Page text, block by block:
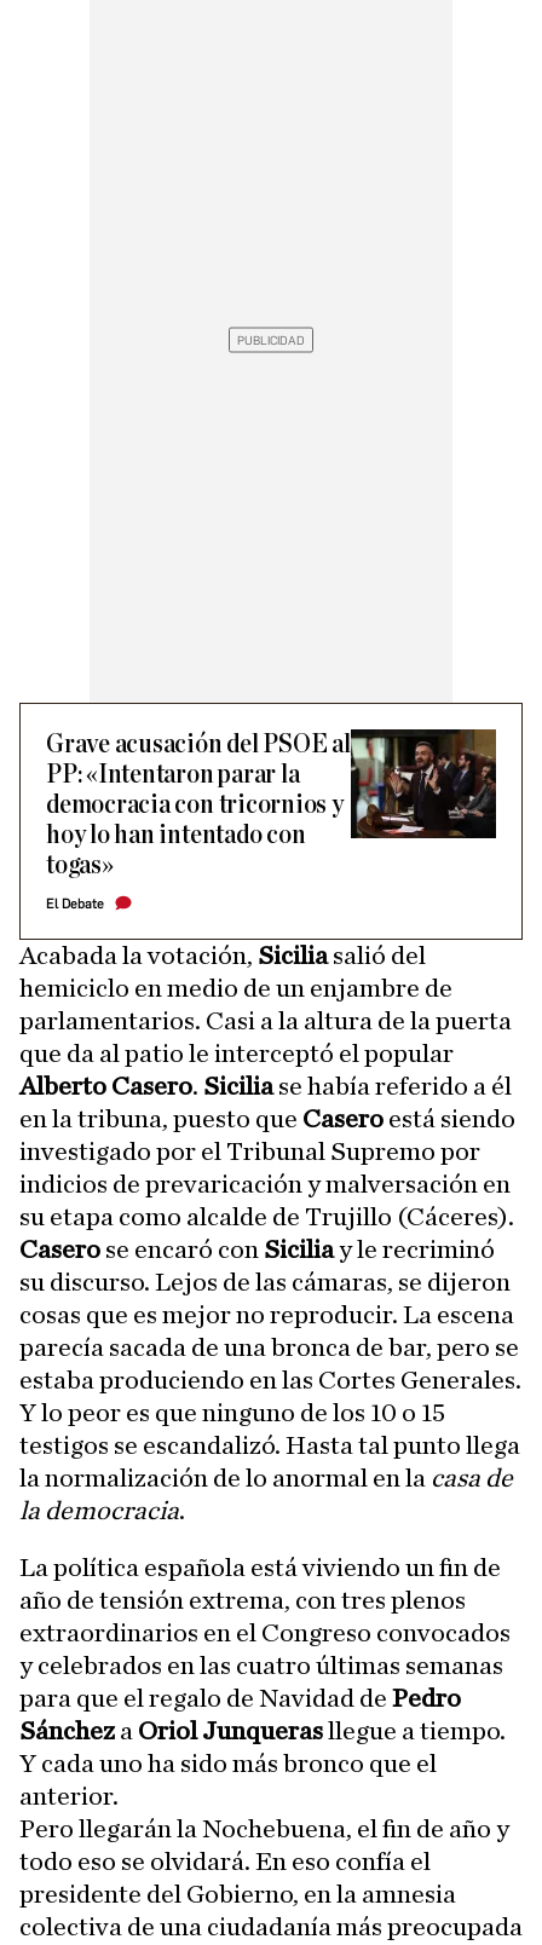
Grave acusación del PSOE al
PP: «Intentaron parar la
democracia con tricornios y
hoy lo han intentado con
togas»
El Debate
Acabada la votación, Siciliasalió del
hemiciclo en medio de un enjambre de
parlamentarios. Casi a la altura de la puerta
que da al patio le interceptó el popular
Alberto Casero. Siciliase había referido a él
en la tribuna, puesto que Casero está siendo
investigado por el Tribunal Supremo por
indicios de prevaricación y malversación en
su etapa como alcalde de Trujillo (Cáceres).
Casero se encaró con Siciliay le recriminó
su discurso. Lejos de las cámaras, se dijeron
cosas que es mejor no reproducir. La escena
parecía sacada de una bronca de bar, pero se
estaba produciendo en las Cortes Generales.
Y lo peor es que ninguno de los 10 o 15
testigos se escandalizó. Hasta tal punto llega
la normalización de lo anormal en la casa de
la democracia.
La política española está viviendo un fin de
año de tensión extrema, con tres plenos
extraordinarios en el Congreso convocados
y celebrados en las cuatro últimas semanas
para que el regalo de Navidad de Pedro
Sáncheza Oriol Junquerasllegue a tiempo.
Y cada uno ha sido más bronco que el
anterior.
Pero llegarán la Nochebuena, el fin de año y
todo eso se olvidará. En eso confía el
presidente del Gobierno, en la amnesia
colectiva de una ciudadanía más preocupada